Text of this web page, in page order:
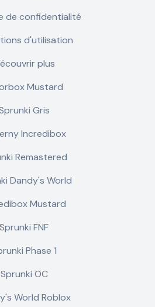
de confidentialité
d'utilisation
plus
Mustard
Gris
Incredibox
Remastered
Dandy's World
Mustard
Sprunki FNF
Phase 1
Sprunki OC
World Roblox